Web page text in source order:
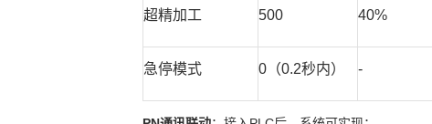
超精加工 500 40%
急停模式 0（0.2秒内） -